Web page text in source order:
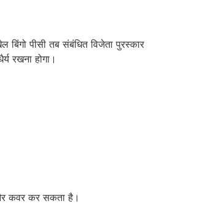
पीसी तब संबंधित विजेता पुरस्कार
रखना होगा।
कवर कर सकता है।